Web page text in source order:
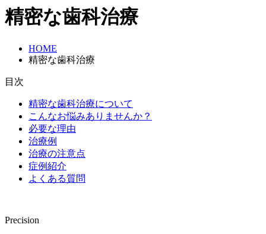
精密な歯科治療
HOME
精密な歯科治療
目次
精密な歯科治療について
こんなお悩みありませんか？
必要な理由
治療例
治療の注意点
症例紹介
よくある質問
Precision